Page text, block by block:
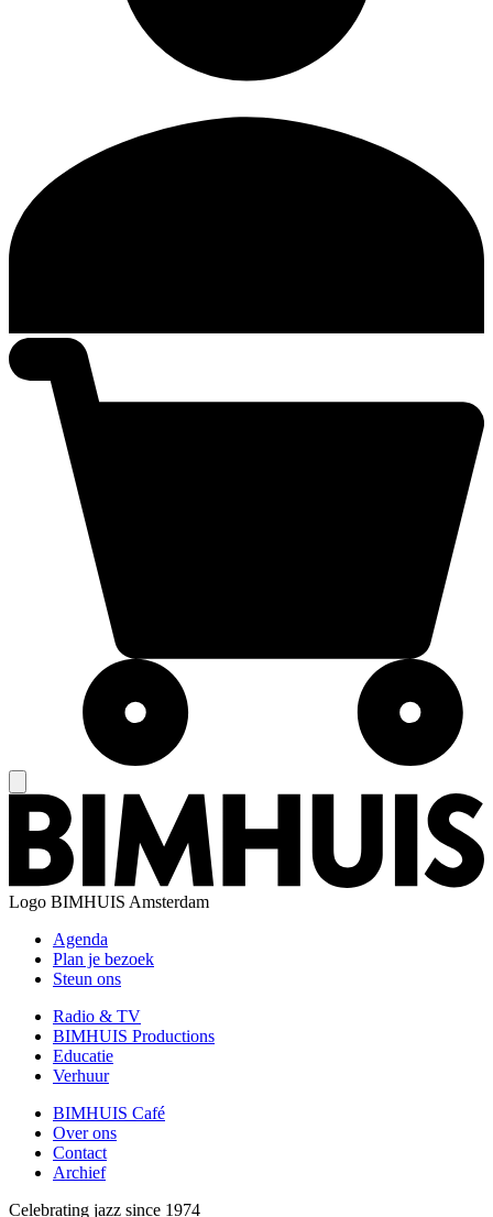
Logo BIMHUIS Amsterdam
Agenda
Plan je bezoek
Steun ons
Radio & TV
BIMHUIS Productions
Educatie
Verhuur
BIMHUIS Café
Over ons
Contact
Archief
Celebrating jazz since 1974